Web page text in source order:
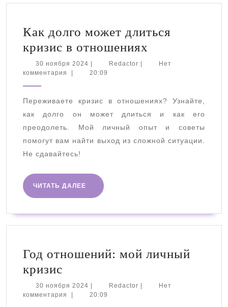
Как долго может длиться
кризис в отношениях
долго
кризис
в
отношениях
30 ноября 2024 30
ноября
Redactor Redactor
Нет
комментария
20:09
Переживаете кризис в отношениях? Узнайте,
как долго он может длиться и как его
преодолеть. Мой личный опыт и советы
помогут вам найти выход из сложной ситуации.
Не сдавайтесь!
ЧИТАТЬ ДАЛЕЕ
ЧИТАТЬ
ДАЛЕЕ
Год отношений: мой личный
кризис
отношений:
мой
30 ноября 2024 30
ноября
| Redactor Redactor
|
Нет
комментария
| 20:09